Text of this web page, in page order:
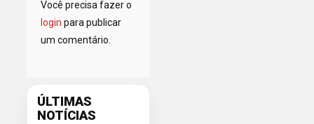
Você precisa fazer o
login para publicar
um comentário.
ÚLTIMAS
NOTÍCIAS